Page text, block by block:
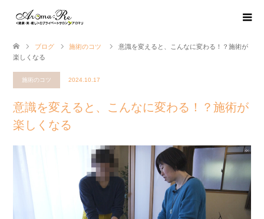
ブログ 施術のコツ
意識を変えると、こんなに変わる！？施術が
楽しくなる
施術のコツ 2024.10.17
意識を変えると、こんなに変わる！？施術が
楽しくなる